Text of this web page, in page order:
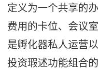
定义为一个共享的
费用的卡位、会议
是孵化器私人运营
投资瑕述功能组合